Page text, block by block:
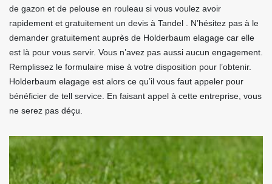
de gazon et de pelouse en rouleau si vous voulez avoir
rapidement et gratuitement un devis à Tandel . N’hésitez pas à le
demander gratuitement auprès de Holderbaum elagage car elle
est là pour vous servir. Vous n’avez pas aussi aucun engagement.
Remplissez le formulaire mise à votre disposition pour l’obtenir.
Holderbaum elagage est alors ce qu’il vous faut appeler pour
bénéficier de tell service. En faisant appel à cette entreprise, vous
ne serez pas déçu.